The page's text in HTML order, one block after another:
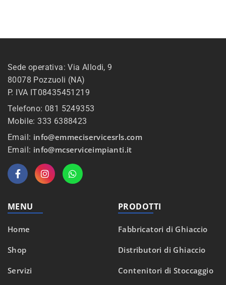
Sede operativa: Via Allodi, 9
80078 Pozzuoli (NA)
P. IVA IT08435451219
Telefono: 081 5249353
Mobile: 333 6388423
Email: info@emmeciservicesrls.com
Email: info@mcserviceimpianti.it
MENU
Home
Shop
Servizi
PRODOTTI
Fabbricatori di Ghiaccio
Distributori di Ghiaccio
Contenitori di Stoccaggio